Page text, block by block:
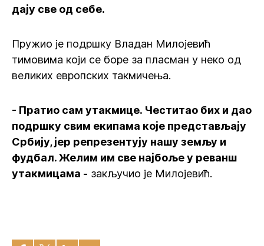
дају све од себе.
Пружио је подршку Владан Милојевић
тимовима који се боре за пласман у неко од
великих европских такмичења.
- Пратио сам утакмице. Честитао бих и дао
подршку свим екипама које представљају
Србију, јер репрезентују нашу земљу и
фудбал. Желим им све најбоље у реванш
утакмицама - закључио је Милојевић.